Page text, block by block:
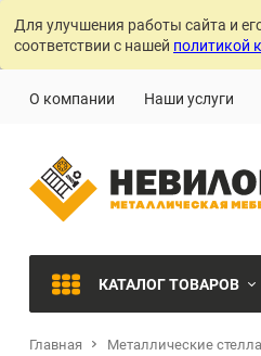
Для улучшения работы сайта и
соответствии с нашей политикой
О компании Наши услуги
КАТАЛОГ ТОВАРОВ
Главная Металлические